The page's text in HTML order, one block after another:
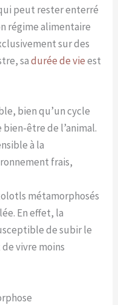
peut rester enterré
régime alimentaire
sur des
sadurée de vieest
bien qu’un cycle
être de l’animal.
à la
frais,
métamorphosés
En effet, la
de subir le
vivre moins